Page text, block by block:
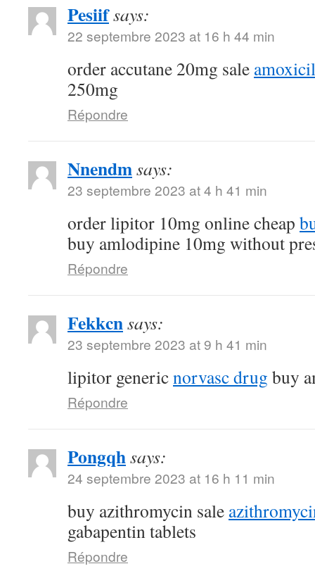
Pesiifsays:
22 septembre 2023 at 16 h 44 min
order accutane 20mg sale
250mg
Répondre
Nnendmsays:
23 septembre 2023 at 4 h 41 min
order lipitor 10mg online cheap
buy amlodipine 10mg without
Répondre
Fekkcnsays:
23 septembre 2023 at 9 h 41 min
lipitor genericnorvasc drug buy
Répondre
Pongqhsays:
24 septembre 2023 at 16 h 11 min
buy azithromycin sale
gabapentin tablets
Répondre